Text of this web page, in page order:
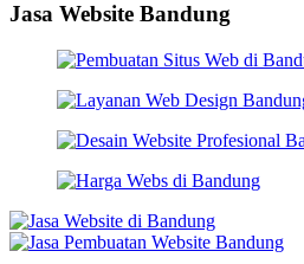
Jasa Website Bandung